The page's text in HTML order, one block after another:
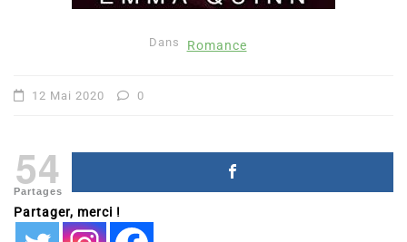
Romance
54
Partages
Partager, merci !